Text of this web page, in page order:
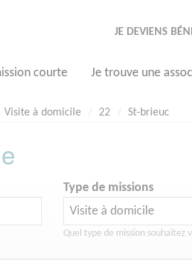
JE DEVIENS
courte Je trouve une
Visite à domicile 22 St-brieuc
Type de missions
Quel type de mission souhaitez